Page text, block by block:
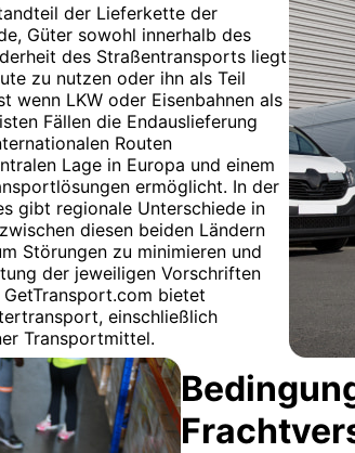
der Lieferkette der
Güter sowohl innerhalb des
des Straßentransports liegt
zu nutzen oder ihn als Teil
wenn LKW oder Eisenbahnen als
Fällen die Endauslieferung
Routen
Lage in Europa und einem
ermöglicht. In der
gibt regionale Unterschiede in
diesen beiden Ländern
Störungen zu minimieren und
der jeweiligen Vorschriften
bietet
einschließlich
Transportmittel.